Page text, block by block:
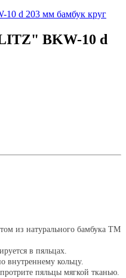
BKW-10 d
из натурального бамбука ТМ
в пяльцах.
внутреннему кольцу.
пяльцы мягкой тканью.